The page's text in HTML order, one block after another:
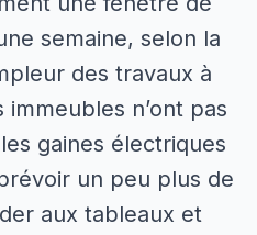
semaine, selon la
des travaux à
n’ont pas
gaines électriques
un peu plus de
aux tableaux et